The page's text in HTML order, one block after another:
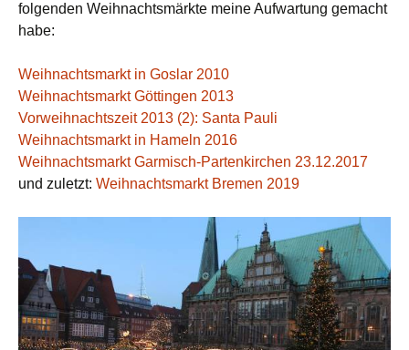
folgenden Weihnachtsmärkte meine Aufwartung gemacht
habe:
Weihnachtsmarkt in Goslar 2010
Weihnachtsmarkt Göttingen 2013
Vorweihnachtszeit 2013 (2): Santa Pauli
Weihnachtsmarkt in Hameln 2016
Weihnachtsmarkt Garmisch-Partenkirchen 23.12.2017
und zuletzt: Weihnachtsmarkt Bremen 2019